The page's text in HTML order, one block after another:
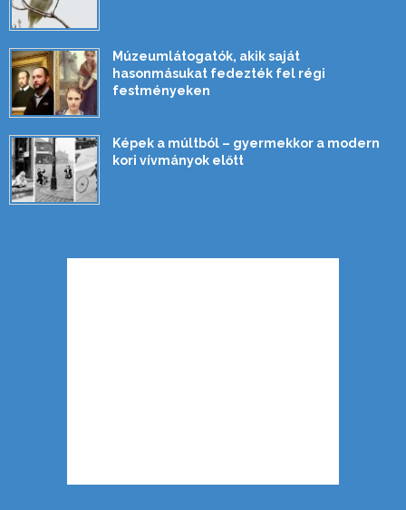
Múzeumlátogatók, akik saját
hasonmásukat fedezték fel régi
festményeken
Képek a múltból – gyermekkor a modern
kori vívmányok előtt